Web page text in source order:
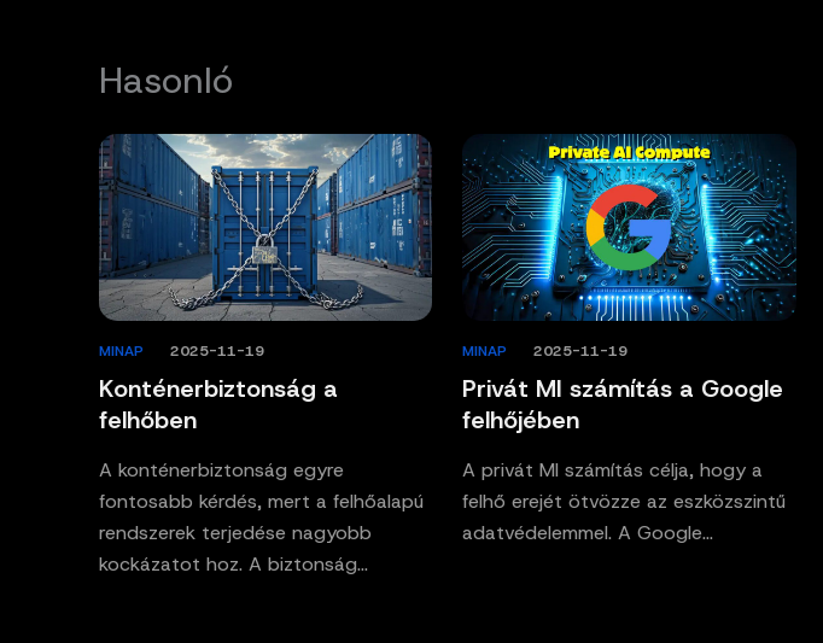
Hasonló
Konténerbiztonság a
felhőben
MINAP 2025-11-19
A konténerbiztonság egyre
fontosabb kérdés, mert a felhőalapú
rendszerek terjedése nagyobb
kockázatot hoz. A biztonság…
Privát MI számítás a Google
felhőjében
MINAP /2025-11-19
A privát MI számítás célja, hogy a
felhő erejét ötvözze az eszközszintű
adatvédelemmel. A Google…